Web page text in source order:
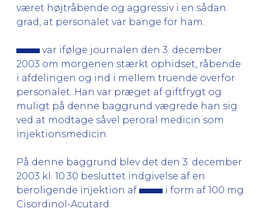
været højtråbende og aggressiv i en sådan
grad, at personalet var bange for ham.
var ifølge journalen den 3. december
2003 om morgenen stærkt ophidset, råbende
i afdelingen og ind i mellem truende overfor
personalet. Han var præget af giftfrygt og
muligt på denne baggrund vægrede han sig
ved at modtage såvel peroral medicin som
injektionsmedicin.
På denne baggrund blev det den 3. december
2003 kl. 10.30 besluttet indgivelse af en
beroligende injektion af
i form af 100 mg
Cisordinol-Acutard.